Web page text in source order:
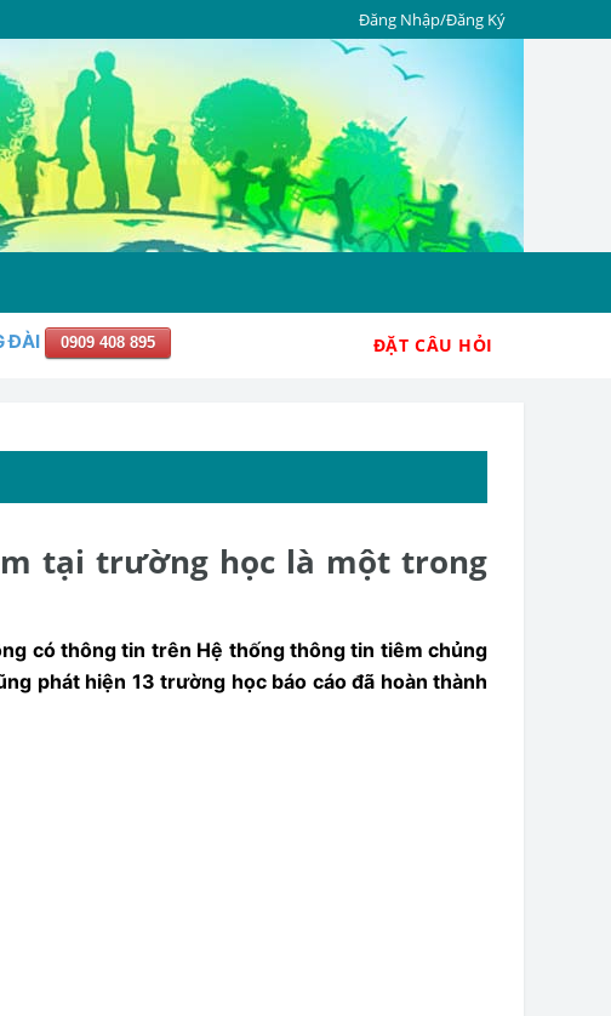
Đăng Nhập/Đăng Ký
ĐÀI 0909 408 895 ĐẶT CÂU HỎI
tại trường học là một trong
có thông tin trên Hệ thống thông tin tiêm chủng
phát hiện 13 trường học báo cáo đã hoàn thành